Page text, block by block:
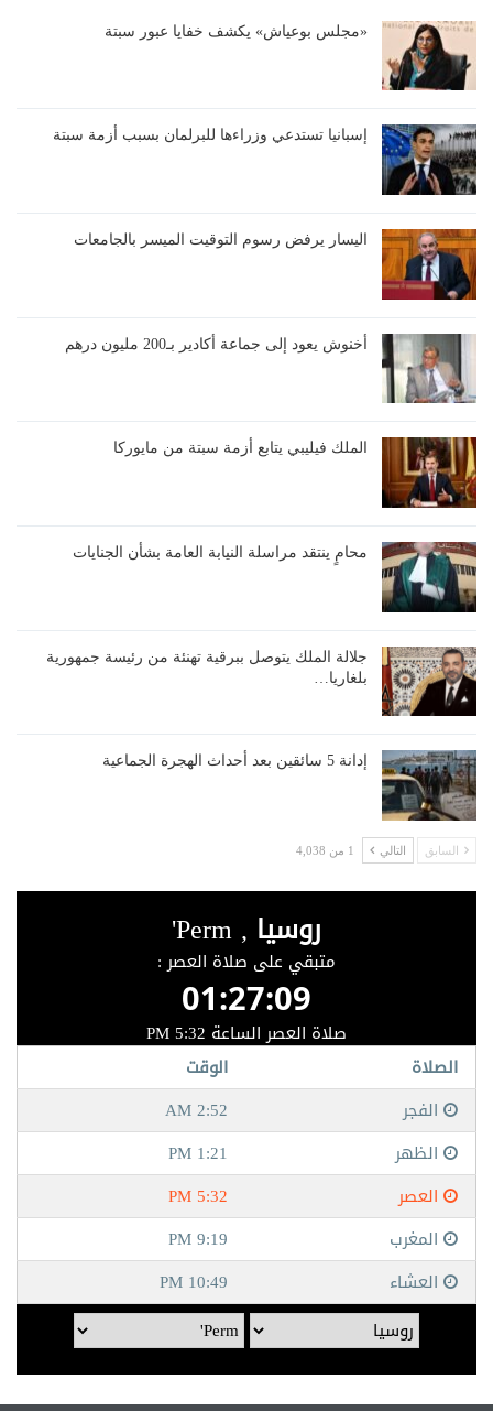
«مجلس بوعياش» يكشف خفايا عبور سبتة
إسبانيا تستدعي وزراءها للبرلمان بسبب أزمة سبتة
اليسار يرفض رسوم التوقيت الميسر بالجامعات
أخنوش يعود إلى جماعة أكادير بـ200 مليون درهم
الملك فيليبي يتابع أزمة سبتة من مايوركا
محامٍ ينتقد مراسلة النيابة العامة بشأن الجنايات
جلالة الملك يتوصل ببرقية تهنئة من رئيسة جمهورية
بلغاريا…
إدانة 5 سائقين بعد أحداث الهجرة الجماعية
السابق التالي 1 من 4,038